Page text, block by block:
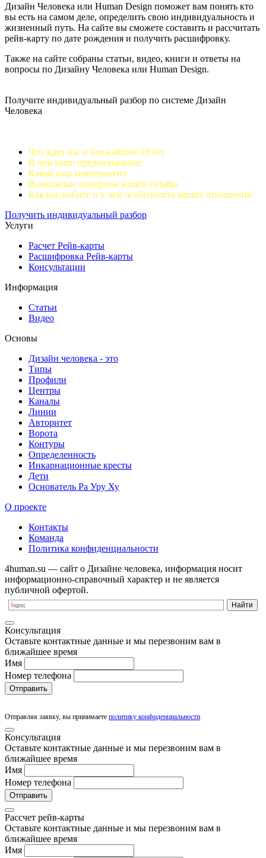
Дизайн Человека или Human Design поможет вам понять кто
вы есть на самом деле, определить свою индивидуальность и
жизненный путь. На сайте вы сможете составить и рассчитать
рейв-карту по дате рождения и получить расшифровку.
Также на сайте собраны статьи, видео, книги и ответы на
вопросы по Дизайну Человека или Human Design.
Получите индивидуальный разбор по системе Дизайн
Человека
Что ждет вас в ближайшие 10 лет
В чем ваше предназначение
Какой ваш темперамент
Возможные повороты вашей судьбы
Как вы любите и в чем особенность ваших отношений
Получить индивидуальный разбор
Услуги
Расчет Рейв-карты
Расшифровка Рейв-карты
Консультации
Информация
Статьи
Видео
Основы
Дизайн человека - это
Типы
Профили
Центры
Каналы
Линии
Авторитет
Ворота
Контуры
Определенность
Инкарнационные кресты
Дети
Основатель Ра Уру Ху
О проекте
Контакты
Команда
Политика конфиденциальности
4human.su — сайт о Дизайне человека, информация носит
информационно-справочный характер и не является
публичной офертой.
Консультация
Оставьте контактные данные и мы перезвоним вам в
ближайшее время
Имя
Номер телефона
Отправить
Отправляя заявку, вы принимаете политику конфиденциальности
Консультация
Оставьте контактные данные и мы перезвоним вам в
ближайшее время
Имя
Номер телефона
Отправить
Рассчет рейв-карты
Оставьте контактные данные и мы перезвоним вам в
ближайшее время
Имя